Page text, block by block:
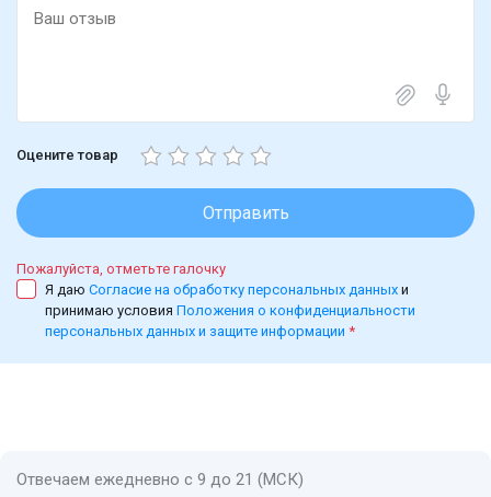
Оцените товар
Отправить
Пожалуйста, отметьте галочку
Я даю Согласие на обработку персональных данных и
принимаю условия Положения о конфиденциальности
персональных данных и защите информации *
Отвечаем ежедневно с 9 до 21 (МСК)